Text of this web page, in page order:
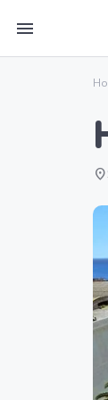
menu
location_on